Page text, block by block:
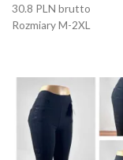
30.8 PLN brutto
Rozmiary M-2XL